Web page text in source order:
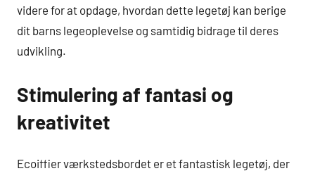
videre for at opdage, hvordan dette legetøj kan berige
dit barns legeoplevelse og samtidig bidrage til deres
udvikling.
Stimulering af fantasi og
kreativitet
Ecoiffier værkstedsbordet er et fantastisk legetøj, der